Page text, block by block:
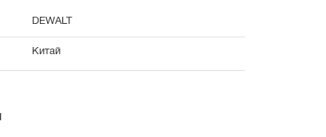
DEWALT
Китай